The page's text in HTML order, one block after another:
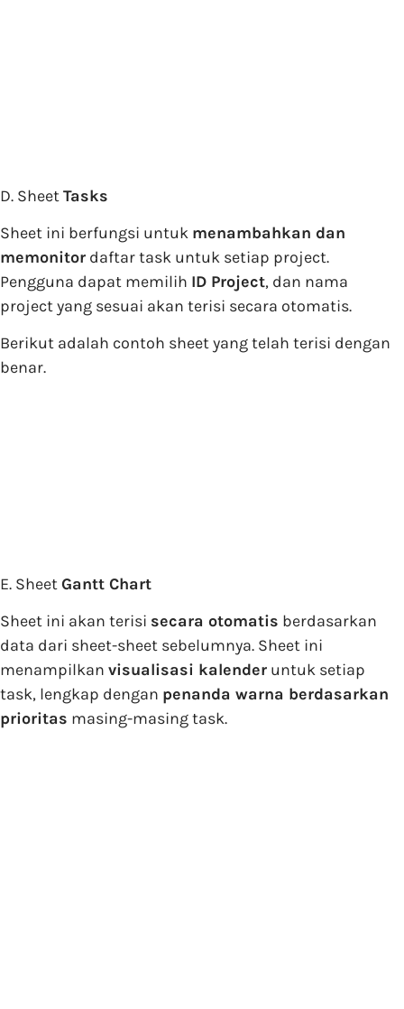
D. SheetTasks
Sheet ini berfungsi untuk menambahkan dan
memonitor daftar task untuk setiap project.
Pengguna dapat memilih ID Project, dan nama
project yang sesuai akan terisi secara otomatis.
Berikut adalah contoh sheet yang telah terisi dengan
benar.
E. SheetGantt Chart
Sheet ini akan terisi secara otomatis berdasarkan
data dari sheet-sheet sebelumnya. Sheet ini
menampilkan visualisasi kalender untuk setiap
task, lengkap dengan penanda warna berdasarkan
prioritas masing-masing task.